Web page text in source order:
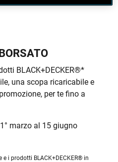
BLACK+DECKER®*
una scopa ricaricabile e
per te fino a
marzo al 15 giugno
i prodotti BLACK+DECKER® in